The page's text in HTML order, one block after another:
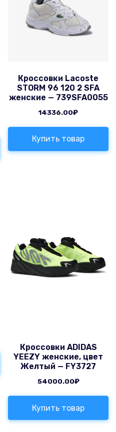
Кроссовки Lacoste
STORM 96 120 2 SFA
женские — 739SFA0055
14336.00₽
Купить товар
Кроссовки ADIDAS
YEEZY женские, цвет
Желтый — FY3727
54000.00₽
Купить товар